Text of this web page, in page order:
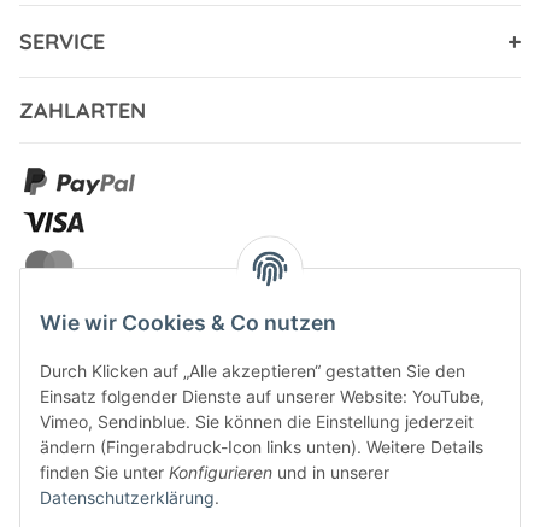
SERVICE
ZAHLARTEN
VERSANDARTEN
Wie wir Cookies & Co nutzen
Durch Klicken auf „Alle akzeptieren“ gestatten Sie den
Einsatz folgender Dienste auf unserer Website: YouTube,
Vimeo, Sendinblue. Sie können die Einstellung jederzeit
ändern (Fingerabdruck-Icon links unten). Weitere Details
finden Sie unter Konfigurieren und in unserer
Datenschutzerklärung.